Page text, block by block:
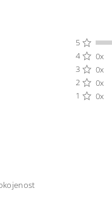
5
4
0x
3
0x
2
0x
1
0x